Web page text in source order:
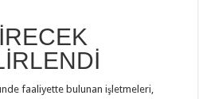
faaliyette bulunan işletmeleri,